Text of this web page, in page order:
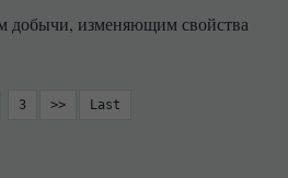
добычи, изменяющим свойства
3 >> Last